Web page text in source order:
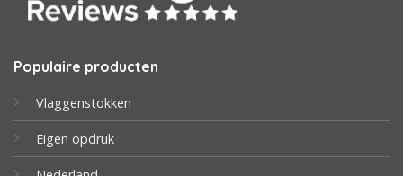
Populaire producten
Vlaggenstokken
Eigen opdruk